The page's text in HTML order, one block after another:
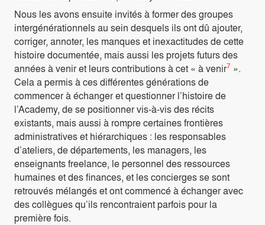
Nous les avons ensuite invités à former des groupes
intergénérationnels au sein desquels ils ont dû ajouter,
corriger, annoter, les manques et inexactitudes de cette
histoire documentée, mais aussi les projets futurs des
années à venir et leurs contributions à cet « à venir7 ».
Cela a permis à ces différentes générations de
commencer à échanger et questionner l’histoire de
l’Academy, de se positionner vis-à-vis des récits
existants, mais aussi à rompre certaines frontières
administratives et hiérarchiques : les responsables
d’ateliers, de départements, les managers, les
enseignants freelance, le personnel des ressources
humaines et des finances, et les concierges se sont
retrouvés mélangés et ont commencé à échanger avec
des collègues qu’ils rencontraient parfois pour la
première fois.